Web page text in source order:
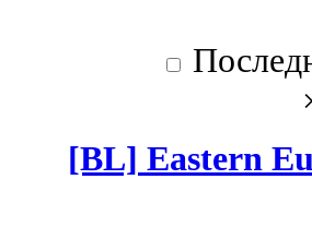
[BL] Eastern